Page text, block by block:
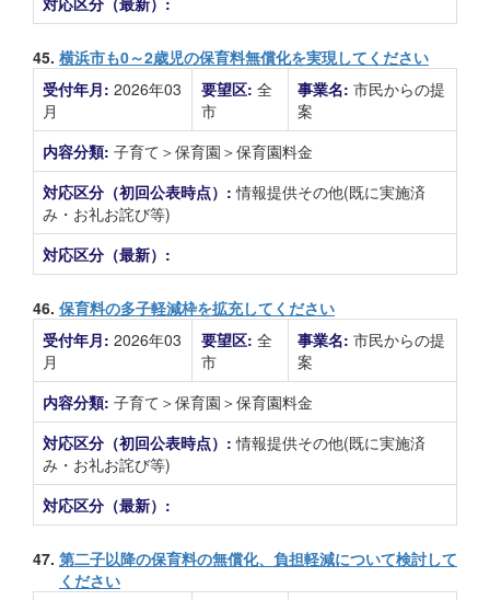
45. 横浜市も0～2歳児の保育料無償化を実現してください
受付年月: 2026年03
月
要望区: 全
市
事業名: 市民からの提
案
内容分類: 子育て＞保育園＞保育園料金
対応区分（初回公表時点）:情報提供その他(既に実施済
み・お礼お詫び等)
対応区分（最新）:
46. 保育料の多子軽減枠を拡充してください
受付年月: 2026年03
月
要望区: 全
市
事業名: 市民からの提
案
内容分類: 子育て＞保育園＞保育園料金
対応区分（初回公表時点）:情報提供その他(既に実施済
み・お礼お詫び等)
対応区分（最新）:
47. 第二子以降の保育料の無償化、負担軽減について検討して
ください